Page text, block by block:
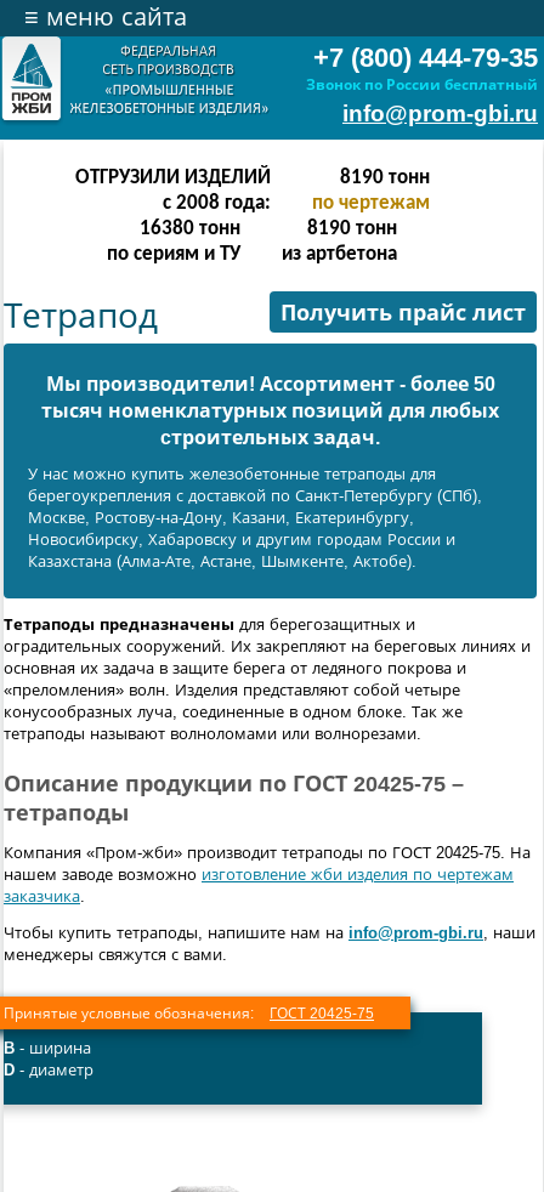
+7 (800) 444-79-35
Звонок по России бесплатный
info@prom-gbi.ru
≡ меню сайта
ОТГРУЗИЛИ ИЗДЕЛИЙ
с 2008 года:
16382тонн
по чертежам
32764 тонн
по сериям и ТУ
16382 тонн
из артбетона
Получить прайс лист
Тетрапод
Мы производители! Ассортимент - более 50
тысяч номенклатурных позиций для любых
cтроительных задач.
У нас можно купить железобетонные тетраподы для
берегоукрепления с доставкой по Санкт-Петербургу (СПб),
Москве, Ростову-на-Дону, Казани, Екатеринбургу,
Новосибирску, Хабаровску и другим городам России и
Казахстана (Алма-Ате, Астане, Шымкенте, Актобе).
Тетраподы предназначены для берегозащитных и
оградительных сооружений. Их закрепляют на береговых линиях и
основная их задача в защите берега от ледяного покрова и
«преломления» волн. Изделия представляют собой четыре
конусообразных луча, соединенные в одном блоке. Так же
тетраподы называют волноломами или волнорезами.
Описание продукции по ГОСТ 20425-75 –
тетраподы
Компания «Пром-жби» производит тетраподы по ГОСТ 20425-75. На
нашем заводе возможно изготовление жби изделия по чертежам
заказчика.
Чтобы купить тетраподы, напишите нам на info@prom-gbi.ru, наши
менеджеры свяжутся с вами.
Принятые условные обозначения: ГОСТ 20425-75
B - ширина
D - диаметр